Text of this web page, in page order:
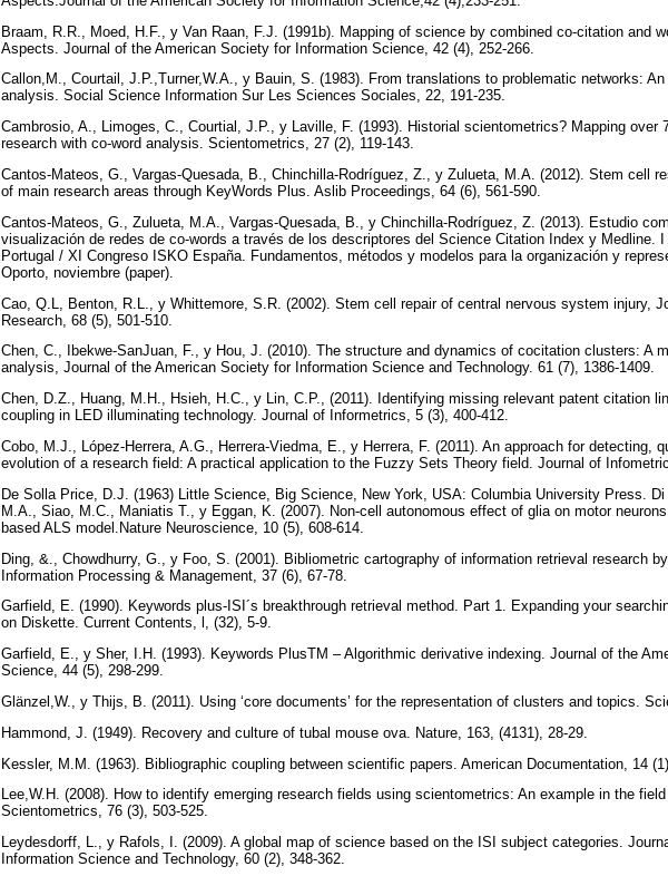
Braam, R.R., Moed, H.F., y Van Raan, F.J. (1991b). Mapping of science by combined co-citation and
Aspects. Journal of the American Society for Information Science, 42 (4), 252-266.
Callon,M., Courtail, J.P.,Turner,W.A., y Bauin, S. (1983). From translations to problematic networks:
analysis. Social Science Information Sur Les Sciences Sociales, 22, 191-235.
Cambrosio, A., Limoges, C., Courtial, J.P., y Laville, F. (1993). Historial scientometrics? Mapping over
research with co-word analysis. Scientometrics, 27 (2), 119-143.
Cantos-Mateos, G., Vargas-Quesada, B., Chinchilla-Rodríguez, Z., y Zulueta, M.A. (2012). Stem cell
of main research areas through KeyWords Plus. Aslib Proceedings, 64 (6), 561-590.
Cantos-Mateos, G., Zulueta, M.A., Vargas-Quesada, B., y Chinchilla-Rodríguez, Z. (2013). Estudio
visualización de redes de co-words a través de los descriptores del Science Citation Index y Medline.
Portugal / XI Congreso ISKO España. Fundamentos, métodos y modelos para la organización y
Oporto, noviembre (paper).
Cao, Q.L, Benton, R.L., y Whittemore, S.R. (2002). Stem cell repair of central nervous system injury,
Research, 68 (5), 501-510.
Chen, C., Ibekwe-SanJuan, F., y Hou, J. (2010). The structure and dynamics of cocitation clusters: A
analysis, Journal of the American Society for Information Science and Technology. 61 (7), 1386-1409.
Chen, D.Z., Huang, M.H., Hsieh, H.C., y Lin, C.P., (2011). Identifying missing relevant patent citation
coupling in LED illuminating technology. Journal of Informetrics, 5 (3), 400-412.
Cobo, M.J., López-Herrera, A.G., Herrera-Viedma, E., y Herrera, F. (2011). An approach for detecting,
evolution of a research field: A practical application to the Fuzzy Sets Theory field. Journal of
De Solla Price, D.J. (1963) Little Science, Big Science, New York, USA: Columbia University Press.
M.A., Siao, M.C., Maniatis T., y Eggan, K. (2007). Non-cell autonomous effect of glia on motor
based ALS model.Nature Neuroscience, 10 (5), 608-614.
Ding, &., Chowdhurry, G., y Foo, S. (2001). Bibliometric cartography of information retrieval research
Information Processing & Management, 37 (6), 67-78.
Garfield, E. (1990). Keywords plus-ISI´s breakthrough retrieval method. Part 1. Expanding your
on Diskette. Current Contents, l, (32), 5-9.
Garfield, E., y Sher, I.H. (1993). Keywords PlusTM – Algorithmic derivative indexing. Journal of the
Science, 44 (5), 298-299.
Glänzel,W., y Thijs, B. (2011). Using ‘core documents’ for the representation of clusters and topics.
Hammond, J. (1949). Recovery and culture of tubal mouse ova. Nature, 163, (4131), 28-29.
Kessler, M.M. (1963). Bibliographic coupling between scientific papers. American Documentation, 14
Lee,W.H. (2008). How to identify emerging research fields using scientometrics: An example in the
Scientometrics, 76 (3), 503-525.
Leydesdorff, L., y Rafols, I. (2009). A global map of science based on the ISI subject categories.
Information Science and Technology, 60 (2), 348-362.